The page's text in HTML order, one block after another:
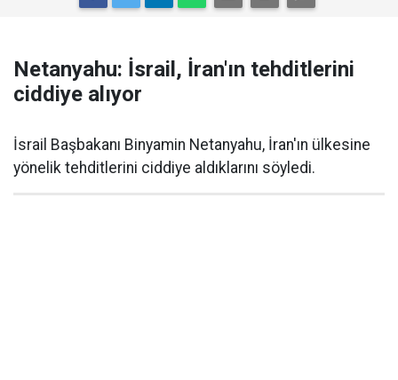
Netanyahu: İsrail, İran'ın tehditlerini
ciddiye alıyor
İsrail Başbakanı Binyamin Netanyahu, İran'ın ülkesine
yönelik tehditlerini ciddiye aldıklarını söyledi.